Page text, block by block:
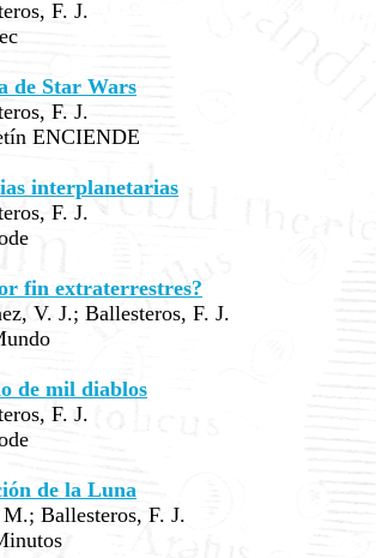
F. J.
de Star Wars
F. J.
ENCIENDE
interplanetarias
F. J.
fin extraterrestres?
V. J.; Ballesteros, F. J.
de mil diablos
F. J.
de la Luna
Ballesteros, F. J.